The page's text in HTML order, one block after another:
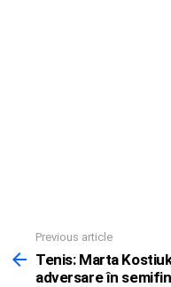
more
Previous article
Tenis: Marta
adversare în